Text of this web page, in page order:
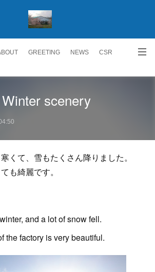
GREETING NEWS CSR
scenery
くて、雪もたくさん降りました。
も綺麗です。
and a lot of snow fell.
the factory is very beautiful.